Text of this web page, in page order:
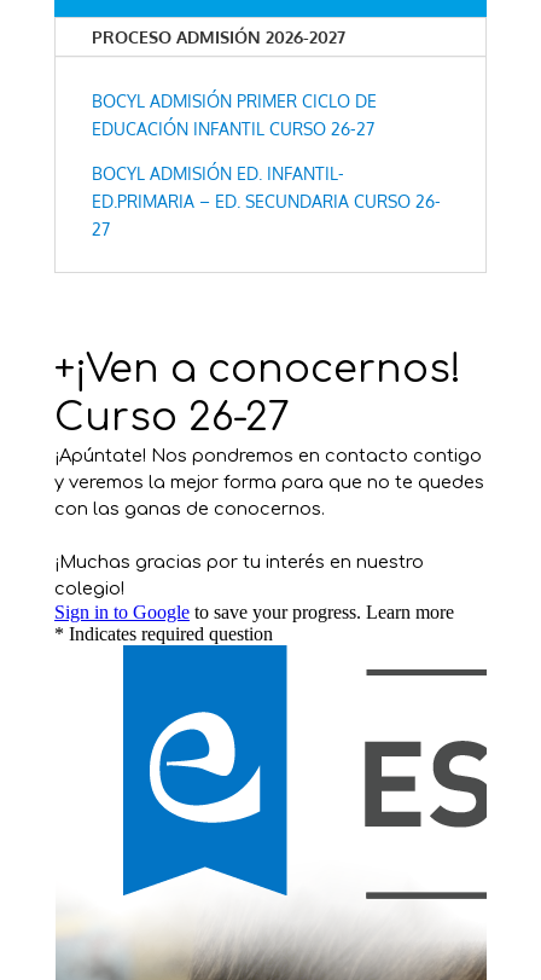
PROCESO ADMISIÓN 2026-2027
BOCYL ADMISIÓN PRIMER CICLO DE
EDUCACIÓN INFANTIL CURSO 26-27
BOCYL ADMISIÓN ED. INFANTIL-
ED.PRIMARIA – ED. SECUNDARIA CURSO 26-
27